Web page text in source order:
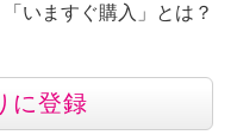
「いますぐ購入」とは？
に登録